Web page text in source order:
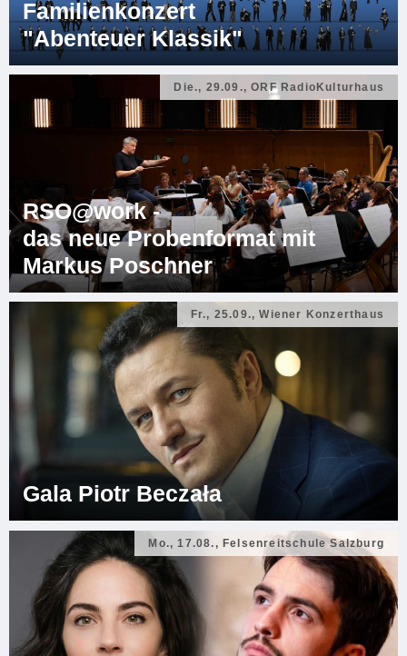
Familienkonzert
"Abenteuer Klassik"
Die., 29.09., ORF RadioKulturhaus
RSO@work -
das neue Probenformat mit
Markus Poschner
Fr., 25.09., Wiener Konzerthaus
Gala Piotr Beczała
Mo., 17.08., Felsenreitschule Salzburg